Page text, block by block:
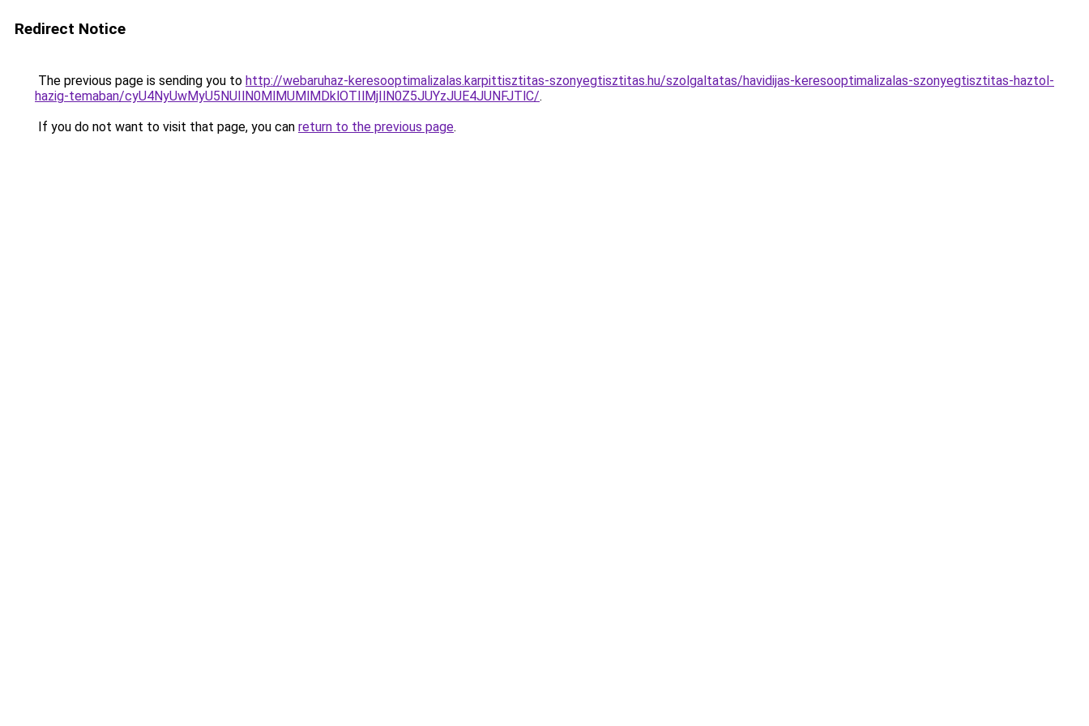
Redirect Notice
The previous page is sending you to http://webaruhaz-keresooptimalizalas.karpittisztitas-szonyegtisztitas.hu/szolgaltatas/havidijas-keresooptimalizalas-szonyegtisztitas-haztol-
hazig-temaban/cyU4NyUwMyU5NUIlN0MlMUMlMDklOTIlMjIlN0Z5JUYzJUE4JUNFJTlC/.
If you do not want to visit that page, you can return to the previous page.